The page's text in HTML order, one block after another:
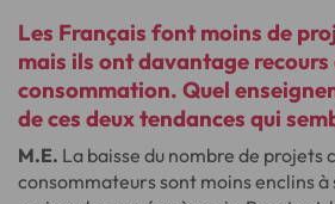
Les Français font moins de
mais ils ont davantage recours
consommation. Quel
de ces deux tendances qui
M.E. La baisse du nombre de projets
consommateurs sont moins enclins à